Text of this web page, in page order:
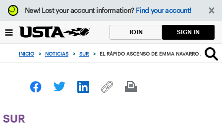
Enfoque
desde
botón
volver
principio
New!Lost your account information? Find your account!
JOIN SIGN IN
INICIO > NOTICIAS > SUR > EL RÁPIDO ASCENSO DE EMMA NAVARRO AL
SUR